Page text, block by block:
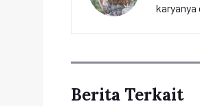
karyanya
Berita Terkait